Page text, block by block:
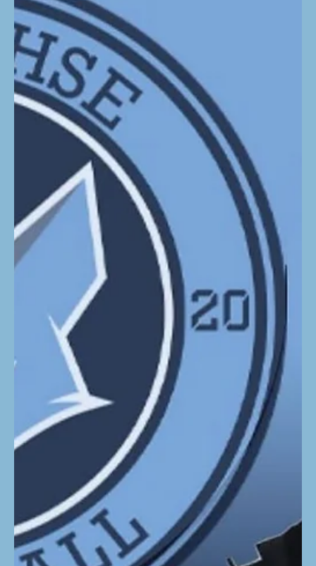
9. Juni
Willkommen bei den BT
Füchsen, Borjan Damjanoski!
Mit Borjan Damjanoski dürfen wir einen spannenden
Neuzugang bei den BT Füchsen begrüßen. Der 21-
Jährige stammt aus Nordmazedonien und hat seine
handballerische Laufbahn in Graz weiterentwickelt.
Nun wechselt er von der HSG Graz zu den BT Füchsen,
nachdem er dort in dieser Saison bereits eine
wichtige Rolle gespielt hat. Borjan überzeugt mit
seiner kämpferischen Mentalität und einem starken
Wurf. Wir hoffen, dass er in der kommenden Saison
viele wichtige Zweikämpfe für sich en